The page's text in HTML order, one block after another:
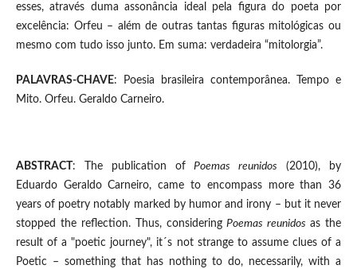
esses, através duma assonância ideal pela figura do poeta por
excelência: Orfeu – além de outras tantas figuras mitológicas ou
mesmo com tudo isso junto. Em suma: verdadeira “mitolorgia”.
PALAVRAS-CHAVE: Poesia brasileira contemporânea. Tempo e
Mito. Orfeu. Geraldo Carneiro.
ABSTRACT : The publication ofPoemas reunidos (2010), by
Eduardo Geraldo Carneiro, came to encompass more than 36
years of poetry notably marked by humor and irony – but it never
stopped the reflection. Thus, consideringPoemas reunidosas the
result of a "poetic journey", it´s not strange to assume clues of a
Poetic – something that has nothing to do, necessarily, with a